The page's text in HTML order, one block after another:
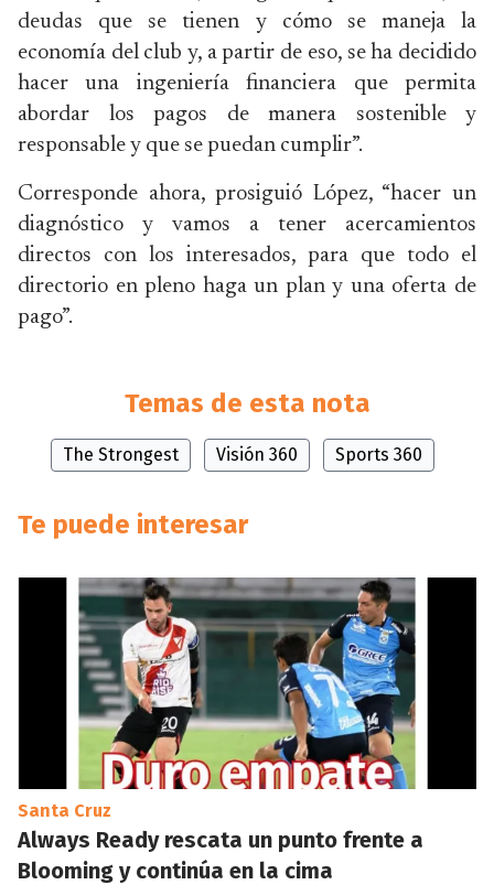
deudas que se tienen y cómo se maneja la
economía del club y, a partir de eso, se ha decidido
hacer una ingeniería financiera que permita
abordar los pagos de manera sostenible y
responsable y que se puedan cumplir”.
Corresponde ahora, prosiguió López, “hacer un
diagnóstico y vamos a tener acercamientos
directos con los interesados, para que todo el
directorio en pleno haga un plan y una oferta de
pago”.
Temas de esta nota
The Strongest Visión 360 Sports 360
Te puede interesar
Santa Cruz
Always Ready rescata un punto frente a
Blooming y continúa en la cima